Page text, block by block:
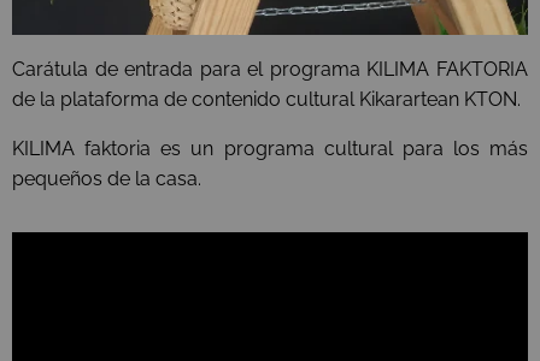
Carátula de entrada para el programa KILIMA FAKTORIA
de la plataforma de contenido cultural Kikarartean KTON.
KILIMA faktoria es un programa cultural para los más
pequeños de la casa.